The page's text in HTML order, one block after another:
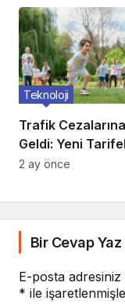
Trafik
Geldi: Yeni
Belli Oldu
Teknoloji
2 ay önce
Bir Cevap Yaz
E-posta adresiniz
* ile